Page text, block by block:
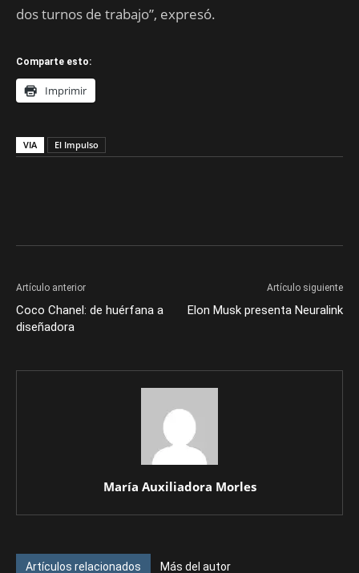
dos turnos de trabajo”, expresó.
Comparte esto:
Imprimir
VIA El Impulso
Artículo anterior
Coco Chanel: de huérfana a
diseñadora
Artículo siguiente
Elon Musk presenta Neuralink
María Auxiliadora Morles
Artículos relacionados Más del autor